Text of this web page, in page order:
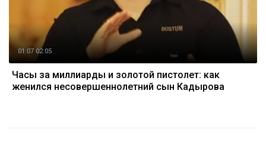
01.07 02:05
Часы за миллиарды и золотой пистолет: как
женился несовершеннолетний сын Кадырова